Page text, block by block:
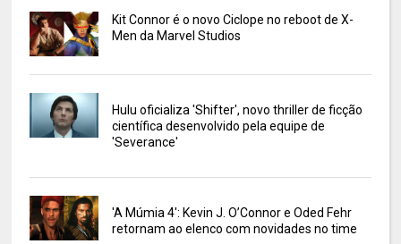
Kit Connor é o novo Ciclope no reboot de X-
Men da Marvel Studios
Hulu oficializa 'Shifter', novo thriller de ficção
científica desenvolvido pela equipe de
'Severance'
'A Múmia 4': Kevin J. O’Connor e Oded Fehr
retornam ao elenco com novidades no time